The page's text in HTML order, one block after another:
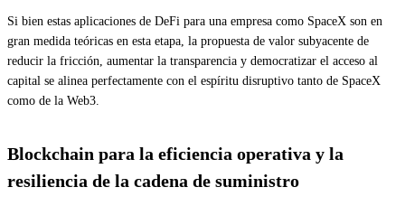
Si bien estas aplicaciones de DeFi para una empresa como SpaceX son en
gran medida teóricas en esta etapa, la propuesta de valor subyacente de
reducir la fricción, aumentar la transparencia y democratizar el acceso al
capital se alinea perfectamente con el espíritu disruptivo tanto de SpaceX
como de la Web3.
Blockchain para la eficiencia operativa y la
resiliencia de la cadena de suministro